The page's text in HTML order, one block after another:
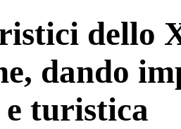
dello
dando
turistica